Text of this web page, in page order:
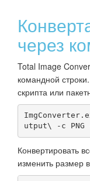
через
Total Image
командной
скрипта или
utput\ -c PNG
Конвертировать
изменить размер